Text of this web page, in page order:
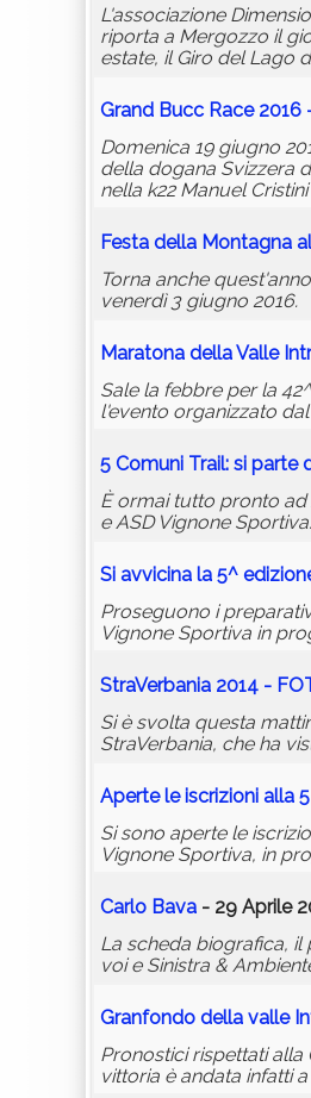
L'associazione
riporta a Mergozzo il
estate, il Giro del Lago
Grand Bucc Race 2016
Domenica 19 giugno
della dogana Svizzera
nella k22 Manuel
Festa della Montagna
Torna anche
venerdì 3 giugno 2016.
Maratona della Valle
Sale la febbre per la
l'evento organizzato
5 Comuni Trail: si parte
È ormai tutto pronto ad
e ASD Vignone Sportiva.
Si avvicina la 5^
Proseguono i
Vignone Sportiva in
StraVerbania 2014 -
Si è svolta questa
StraVerbania, che ha
Aperte le iscrizioni alla
Si sono aperte le
Vignone Sportiva, in
Carlo Bava - 29 Aprile
La scheda biografica, il
voi e Sinistra &
Granfondo della valle
Pronostici rispettati alla
vittoria è andata infatti a